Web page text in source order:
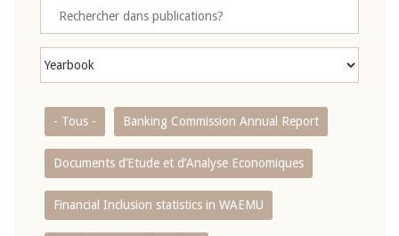
- Tous - Banking Commission Annual Report
Documents d’Etude et d’Analyse Economiques
Financial Inclusion statistics in WAEMU